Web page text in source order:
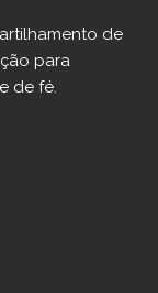
de
para
de fé.